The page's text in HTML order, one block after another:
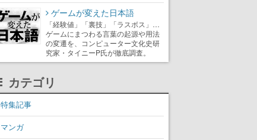
ゲームが変えた日本語
「経験値」「裏技」「ラスボス」…
ゲームにまつわる言葉の起源や用法
の変遷を、コンピューター文化史研
究家・タイニーP氏が徹底調査。
カテゴリ
特集記事
マンガ